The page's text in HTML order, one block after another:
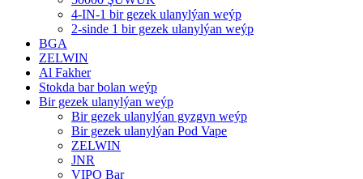
4-IN-1 bir gezek ulanylýan weýp
2-sinde 1 bir gezek ulanylýan weýp
BGA
ZELWIN
Al Fakher
Stokda bar bolan weýp
Bir gezek ulanylýan weýp
Bir gezek ulanylýan gyzgyn weýp
Bir gezek ulanylýan Pod Vape
ZELWIN
JNR
VIPO Bar